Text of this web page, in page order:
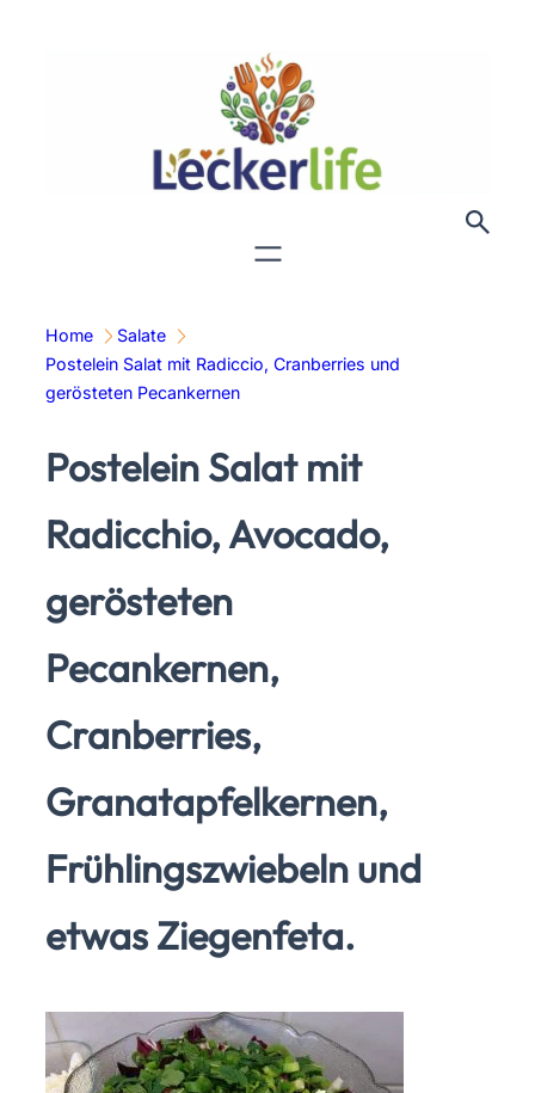
Home
Salate
Postelein Salat mit Radiccio, Cranberries und
gerösteten Pecankernen
Postelein Salat mit
Radicchio, Avocado,
gerösteten
Pecankernen,
Cranberries,
Granatapfelkernen,
Frühlingszwiebeln und
etwas Ziegenfeta.